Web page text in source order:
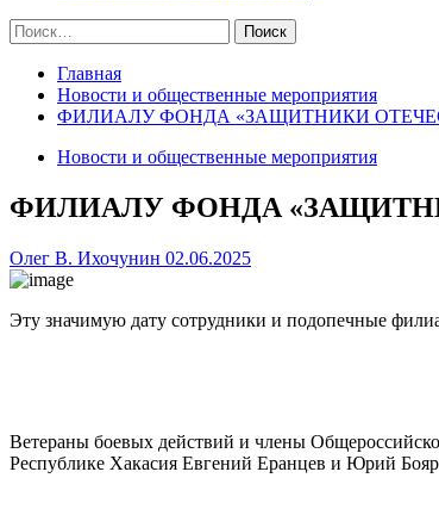
Найти:
Главная
Новости и общественные мероприятия
ФИЛИАЛУ ФОНДА «ЗАЩИТНИКИ
Новости и общественные мероприятия
ФИЛИАЛУ ФОНДА
Олег В. Ихочунин 02.06.2025
Эту значимую дату сотрудники и подопечные
Ветераны боевых действий и члены
Республике Хакасия Евгений Еранцев и Юрий